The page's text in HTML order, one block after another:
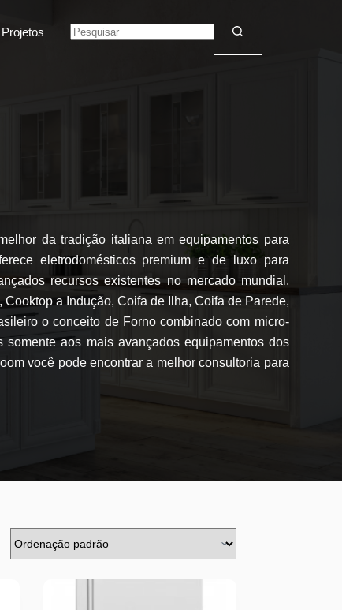
Projetos
da tradição italiana em equipamentos para
eletrodomésticos premium e de luxo para
recursos existentes no mercado mundial.
a Indução, Coifa de Ilha, Coifa de Parede,
o conceito de Forno combinado com micro-
aos mais avançados equipamentos dos
você pode encontrar a melhor consultoria para